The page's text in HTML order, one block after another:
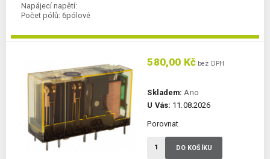
Napájecí napětí:
Počet pólů: 6pólové
580,00 Kč bez DPH
Skladem: Ano
U Vás: 11.08.2026
Porovnat
DO KOŠÍKU